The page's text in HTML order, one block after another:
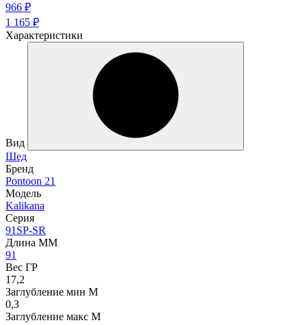
966 ₽
1 165 ₽
Характеристики
Вид
Шед
Бренд
Pontoon 21
Модель
Kalikana
Серия
91SP-SR
Длина ММ
91
Вес ГР
17,2
Заглубление мин М
0,3
Заглубление макс М